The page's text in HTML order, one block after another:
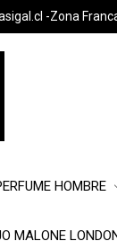
-Zona
HOMBRE
MALONE